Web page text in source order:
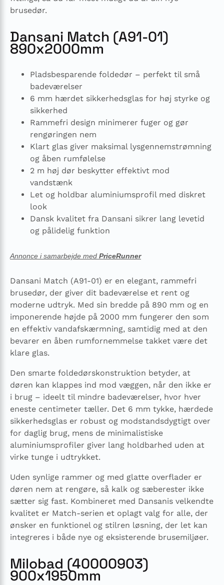
brusedør.
Dansani Match (A91-01)
890x2000mm
Pladsbesparende foldedør – perfekt til små
badeværelser
6 mm hærdet sikkerhedsglas for høj styrke og
sikkerhed
Rammefri design minimerer fuger og gør
rengøringen nem
Klart glas giver maksimal lysgennemstrømning
og åben rumfølelse
2 m høj dør beskytter effektivt mod
vandstænk
Let og holdbar aluminiumsprofil med diskret
look
Dansk kvalitet fra Dansani sikrer lang levetid
og pålidelig funktion
Annonce i samarbejde med PriceRunner
Dansani Match (A91-01) er en elegant, rammefri
brusedør, der giver dit badeværelse et rent og
moderne udtryk. Med sin bredde på 890 mm og en
imponerende højde på 2000 mm fungerer den som
en effektiv vandafskærmning, samtidig med at den
bevarer en åben rumfornemmelse takket være det
klare glas.
Den smarte foldedørskonstruktion betyder, at
døren kan klappes ind mod væggen, når den ikke er
i brug – ideelt til mindre badeværelser, hvor hver
eneste centimeter tæller. Det 6 mm tykke, hærdede
sikkerhedsglas er robust og modstandsdygtigt over
for daglig brug, mens de minimalistiske
aluminiumsprofiler giver lang holdbarhed uden at
virke tunge i udtrykket.
Uden synlige rammer og med glatte overflader er
døren nem at rengøre, så kalk og sæberester ikke
sætter sig fast. Kombineret med Dansanis velkendte
kvalitet er Match-serien et oplagt valg for alle, der
ønsker en funktionel og stilren løsning, der let kan
integreres i både nye og eksisterende brusemiljøer.
Milobad (40000903)
900x1950mm